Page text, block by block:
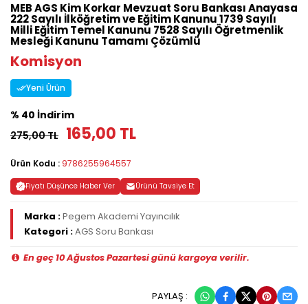
MEB AGS Kim Korkar Mevzuat Soru Bankası Anayasa
222 Sayılı İlköğretim ve Eğitim Kanunu 1739 Sayılı
Milli Eğitim Temel Kanunu 7528 Sayılı Öğretmenlik
Mesleği Kanunu Tamamı Çözümlü
Komisyon
Yeni Ürün
% 40 İndirim
275,00 TL 165,00 TL
Ürün Kodu : 9786255964557
Fiyatı Düşünce Haber Ver Ürünü Tavsiye Et
Marka :Pegem Akademi Yayıncılık
Kategori :AGS Soru Bankası
En geç 10 Ağustos Pazartesi günü kargoya verilir.
PAYLAŞ :